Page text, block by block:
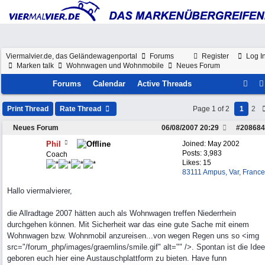
Register Log
Viermalvier.de, das Geländewagenportal
Forums
Marken talk
Wohnwagen und Wohnmobile Neues Forum
Forums Calendar Active Threads
Print Thread Rate Thread Page 1 of 2 1 2
Neues Forum #208684
06/08/2007 20:29
Joined: May 2002
Posts: 3,983
Likes: 15
83111 Ampus, Var, France
Phil
Coach
Hallo viermalvierer,
die Allradtage 2007 hätten auch als Wohnwagen treffen Niederrhein
durchgehen können. Mit Sicherheit war das eine gute Sache mit einem
Wohnwagen bzw. Wohnmobil anzureisen...von wegen Regen uns so <img
src="/forum_php/images/graemlins/smile.gif" alt="" />. Spontan ist die Idee
geboren euch hier eine Austauschplattform zu bieten. Have funn